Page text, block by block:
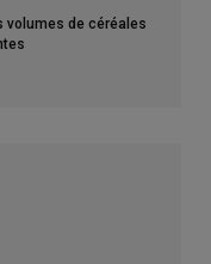
volumes de céréales